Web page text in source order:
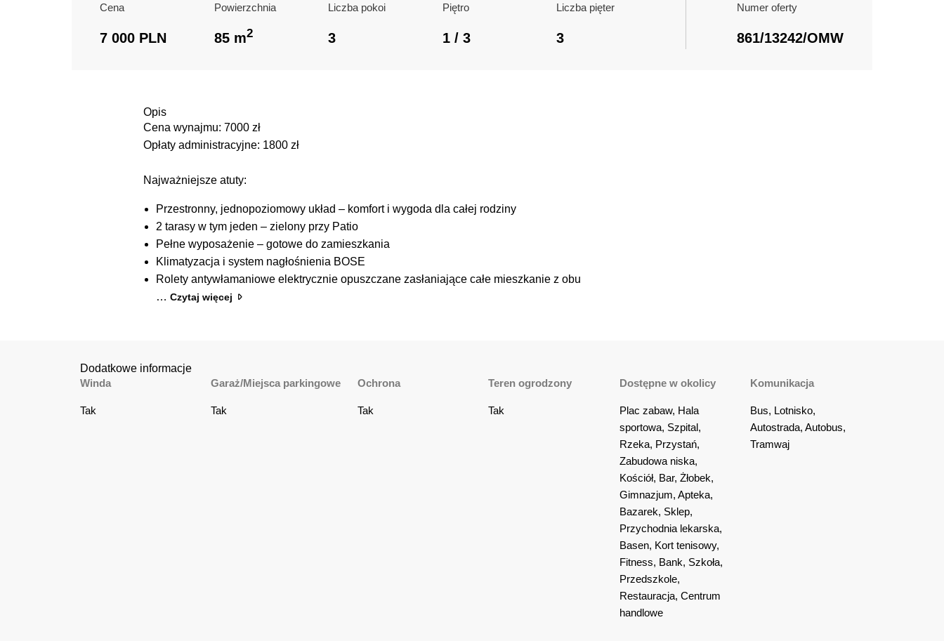
Cena
7 000 PLN
Powierzchnia
85 m2
Liczba pokoi
3
Piętro
1 / 3
Liczba pięter
3
Numer oferty
861/13242/OMW
Opis
Cena wynajmu: 7000 zł
Opłaty administracyjne: 1800 zł
Najważniejsze atuty:
Przestronny, jednopoziomowy układ – komfort i wygoda dla całej rodziny
2 tarasy w tym jeden – zielony przy Patio
Pełne wyposażenie – gotowe do zamieszkania
Klimatyzacja i system nagłośnienia BOSE
Rolety antywłamaniowe elektrycznie opuszczane zasłaniające całe mieszkanie z obu
… Czytaj więcej
Dodatkowe informacje
Winda
Tak
Garaż/Miejsca parkingowe
Tak
Ochrona
Tak
Teren ogrodzony
Tak
Dostępne w okolicy
Plac zabaw, Hala
sportowa, Szpital,
Rzeka, Przystań,
Zabudowa niska,
Kościół, Bar, Żłobek,
Gimnazjum, Apteka,
Bazarek, Sklep,
Przychodnia lekarska,
Basen, Kort tenisowy,
Fitness, Bank, Szkoła,
Przedszkole,
Restauracja, Centrum
handlowe
Komunikacja
Bus, Lotnisko,
Autostrada, Autobus,
Tramwaj